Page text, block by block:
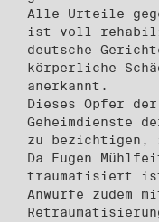
Alle Urteile
ist voll
deutsche
körperliche
anerkannt.
Dieses Opfer der
Geheimdienste
zu
Da Eugen
traumatisiert
Anwürfe zudem